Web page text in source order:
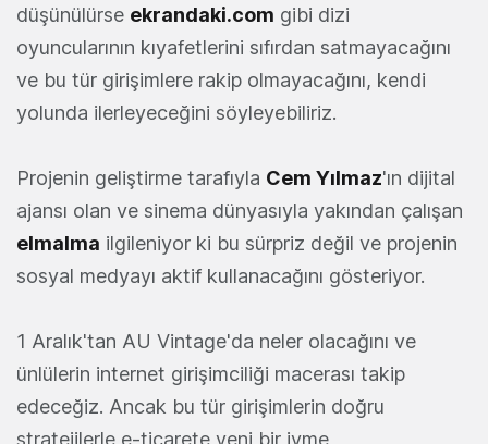
düşünülürse ekrandaki.com gibi dizi
oyuncularının kıyafetlerini sıfırdan satmayacağını
ve bu tür girişimlere rakip olmayacağını, kendi
yolunda ilerleyeceğini söyleyebiliriz.
Projenin geliştirme tarafıyla Cem Yılmaz'ın dijital
ajansı olan ve sinema dünyasıyla yakından çalışan
elmalma ilgileniyor ki bu sürpriz değil ve projenin
sosyal medyayı aktif kullanacağını gösteriyor.
1 Aralık'tan AU Vintage'da neler olacağını ve
ünlülerin internet girişimciliği macerası takip
edeceğiz. Ancak bu tür girişimlerin doğru
stratejilerle e-ticarete yeni bir ivme